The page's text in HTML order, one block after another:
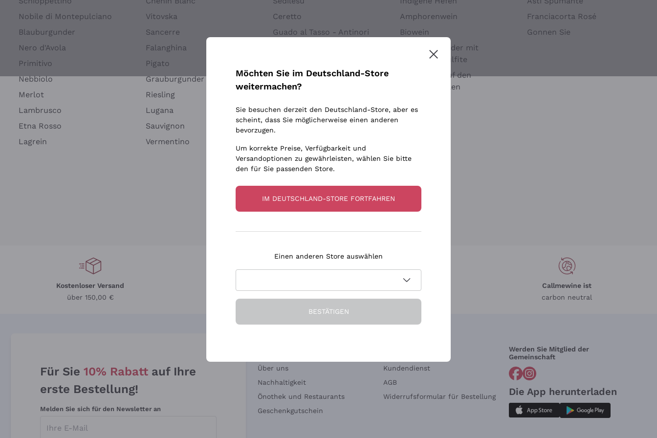
Nobile di Montepulciano
Blauburgunder
Nero d'Avola
Primitivo
Nebbiolo
Merlot
Lambrusco
Etna Rosso
Lagrein
Vitovska
Sancerre
Falanghina
Pigato
Grauburgunder
Riesling
Lugana
Sauvignon
Vermentino
Ceretto
Guado al Tasso - Antinori
Ca' dei Frati
Biondi Santi
Quintarelli Giuseppe
Rinaldi Giuseppe
Egly Ouriet
Jacquesson
Agrapart
Amphorenwein
Biowein
Ohne Sulfit oder mit
minimalen Sulfite
Maischung auf den
Traubenschalen
Franciacorta Rosé
Gonnen Sie
Kostenloser Versand
über 150,00 €
in Deutschland
in 3 Raten
Callmewine ist
carbon neutral
Für Sie 10% Rabatt auf Ihre
erste Bestellung!
Melden Sie sich für den Newsletter an
Über uns
Nachhaltigkeit
Önothek und Restaurants
Geschenkgutschein
Kundendienst
AGB
Widerrufsformular für Bestellung
Werden Sie Mitglied der
Gemeinschaft
Die App herunterladen
Melden Sie mich an
Möchten Sie im Deutschland-Store
weitermachen?
Sie besuchen derzeit den Deutschland-Store, aber es
scheint, dass Sie möglicherweise einen anderen
bevorzugen.
Um korrekte Preise, Verfügbarkeit und
Versandoptionen zu gewährleisten, wählen Sie bitte
den für Sie passenden Store.
IM DEUTSCHLAND-STORE FORTFAHREN
Einen anderen Store auswählen
BESTÄTIGEN